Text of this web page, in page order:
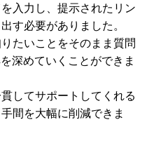
入力し、提示されたリン
す必要がありました。
たいことをそのまま質問
深めていくことができま
してサポートしてくれる
間を大幅に削減できま